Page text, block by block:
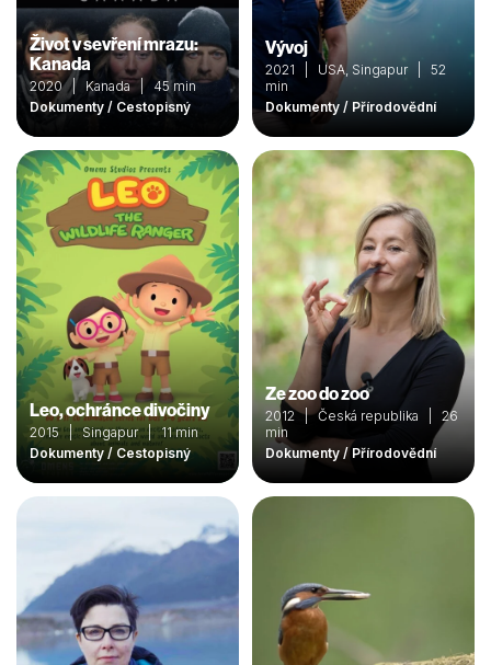
Život v sevření mrazu:
Kanada
2020 | Kanada | 45 min
Dokumenty / Cestopisný
Vývoj
2021 | USA, Singapur | 52
min
Dokumenty / Přírodovědní
Leo, ochránce divočiny
2015 | Singapur | 11 min
Dokumenty / Cestopisný
Ze zoo do zoo
2012 | Česká republika | 26
min
Dokumenty / Přírodovědní